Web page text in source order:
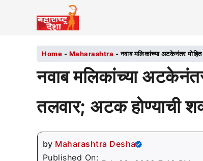
Home - Maharashtra -नवाब मलिकांच्या अटकेनंतर
नवाब मलिकांच्या
तलवार; अटक होण्याची
by Maharashtra Desha
Published On: